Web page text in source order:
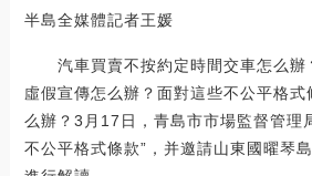
半島全媒體記者王媛
汽車買賣不按約定時間交車怎么辦
虛假宣傳怎么辦？面對這些不公平格式
么辦？3月17日，青島市市場監督管理
不公平格式條款”，并邀請山東國曜琴